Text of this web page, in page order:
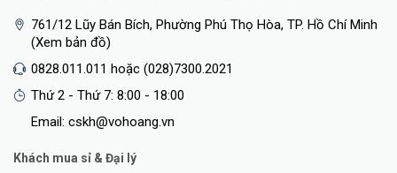
761/12 Lũy Bán Bích, Phường Phú Thọ Hòa, TP. Hồ Chí Minh
(Xem bản đồ)
0828.011.011 hoặc (028)7300.2021
Thứ 2 - Thứ 7: 8:00 - 18:00
Email: cskh@vohoang.vn
Khách mua sỉ & Đại lý